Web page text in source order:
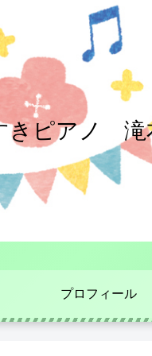
きピアノ 滝
プロフィール